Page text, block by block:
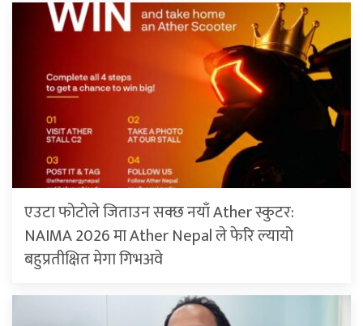
एउटा फोटोले जिताउन सक्छ नयाँ Ather स्कुटर:
NAIMA 2026 मा Ather Nepal ले फेरि ल्यायो
बहुप्रतीक्षित मेगा गिभअवे